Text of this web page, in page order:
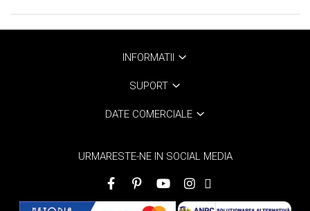
INFORMATII
SUPORT
DATE COMERCIALE
URMARESTE-NE IN SOCIAL MEDIA